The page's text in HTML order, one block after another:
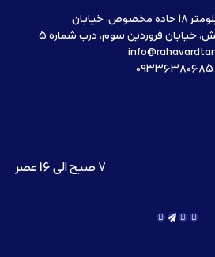
آدرس دفتر مرکزی : تهران، کیلومتر 18 جاده مخصوص، خیابان
خیابان فروردین سوم، درب شماره 5
7 صبح الی 16 عصر